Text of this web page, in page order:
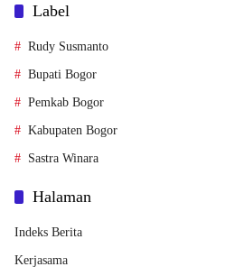
Label
Rudy Susmanto
Bupati Bogor
Pemkab Bogor
Kabupaten Bogor
Sastra Winara
Halaman
Indeks Berita
Kerjasama